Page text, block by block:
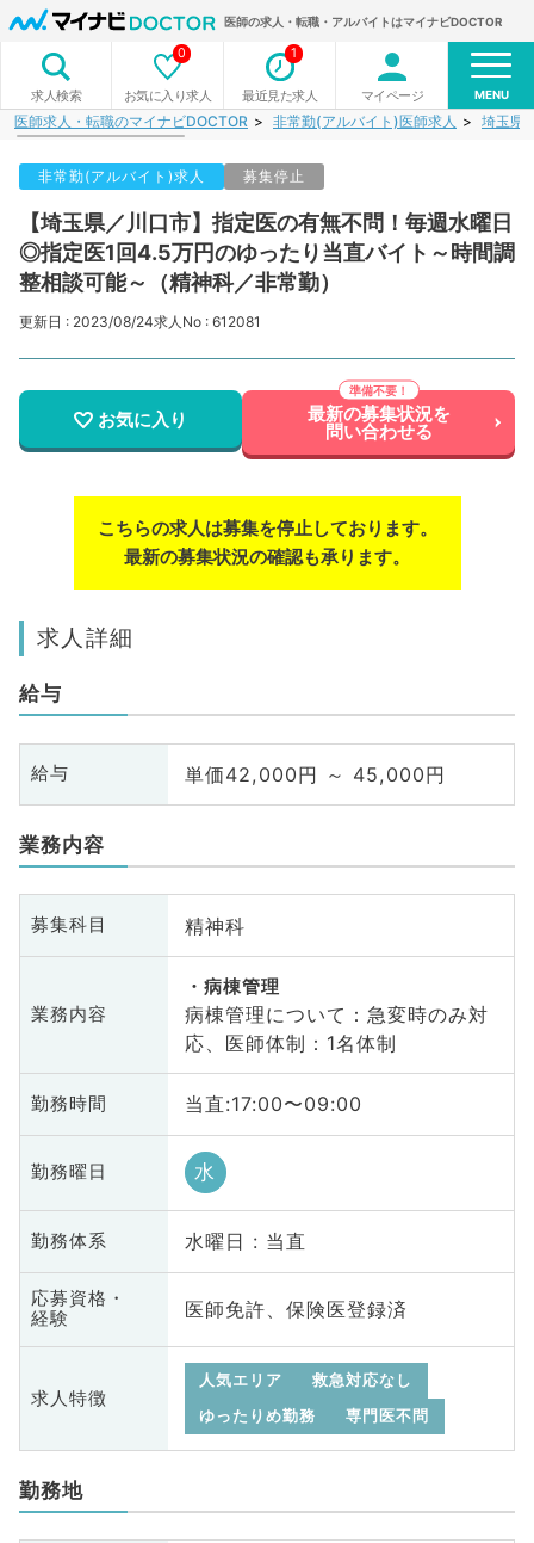
医師の求人・転職・アルバイトはマイナビDOCTOR
求人検索 お気に入り求人
0
最近見た求人
1
マイページ MENU
医師求人・転職のマイナビDOCTOR 非常勤(アルバイト)医師求人 埼玉県
非常勤(アルバイト)求人 募集停止
【埼玉県／川口市】指定医の有無不問！毎週水曜日
◎指定医1回4.5万円のゆったり当直バイト～時間調
整相談可能～（精神科／非常勤）
更新日 : 2023/08/24求人No : 612081
お気に入り 最新の募集状況を
問い合わせる
こちらの求人は募集を停止しております。
最新の募集状況の確認も承ります。
求人詳細
給与
給与 単価42,000円 ～ 45,000円
業務内容
募集科目 精神科
業務内容
病棟管理
病棟管理について：急変時のみ対
応、医師体制：1名体制
勤務時間 当直:17:00〜09:00
勤務曜日 水
勤務体系 水曜日 : 当直
応募資格・
経験
医師免許、保険医登録済
求人特徴
人気エリア
救急対応なし
ゆったりめ勤務
専門医不問
勤務地